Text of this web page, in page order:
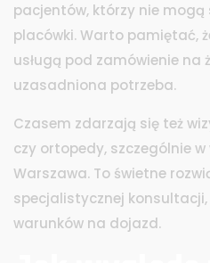
pacjentów, którzy nie
placówki. Warto pamiętać,
usługą pod zamówienie
uzasadniona potrzeba.
Czasem zdarzają się też
czy ortopedy, szczególnie
Warszawa. To świetne
specjalistycznej konsultacji,
warunków na dojazd.